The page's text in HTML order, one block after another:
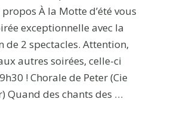
À la Motte d’été vous
exceptionnelle avec la
2 spectacles. Attention,
autres soirées, celle-ci
! Chorale de Peter (Cie
Quand des chants des …